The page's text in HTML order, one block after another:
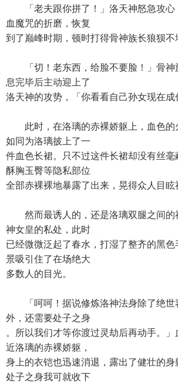
「老夫跟你拼了！」洛天神怒急攻心
血魔咒的折磨，恢复
到了巅峰时期，顿时打得骨神族长狼狈不
「切！老东西，给脸不要脸！」骨神
息完毕后主动迎上了
洛天神的攻势，「你看看自己孙女现在成
此时，在洛璃的赤裸娇躯上，血色的
如同为洛璃披上了一
件血色长裙。只不过这件长裙却没有丝毫
酥胸玉臀等隐私部位
全部赤裸裸地暴露了出来，晃得众人目眩
然而最诱人的，还是洛璃双腿之间的
神女皇的私处，此时
已经微微泛起了春水，打湿了整齐的黑
景吸引住了在场绝大
多数人的目光。
「呵呵！据说修炼洛神法身除了绝世
外，还需要处子之身
。所以我们才等你渡过灵劫后再动手。
近洛璃的赤裸娇躯，
身上的衣铠也迅速消退，露出了健壮的身
处子之身我可就收下